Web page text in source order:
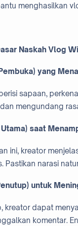
menghasilkan
Naskah Vlog
yang
sapaan,
mengundang
saat
ini, kreator
Pastikan narasi
untuk
kreator dapat
komentar.